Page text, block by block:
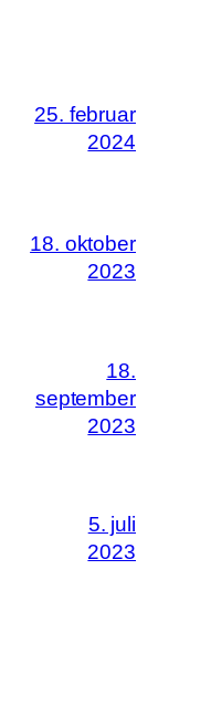
25. februar
2024
18. oktober
2023
18.
september
2023
5. juli
2023